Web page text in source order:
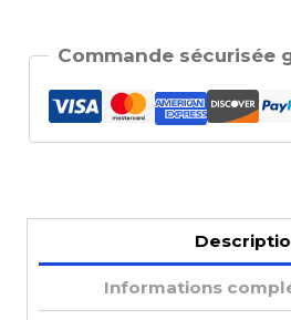
Commande sécurisée
Informations